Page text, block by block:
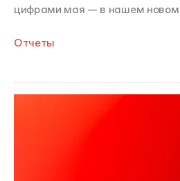
цифрами мая — в нашем новом
Отчеты